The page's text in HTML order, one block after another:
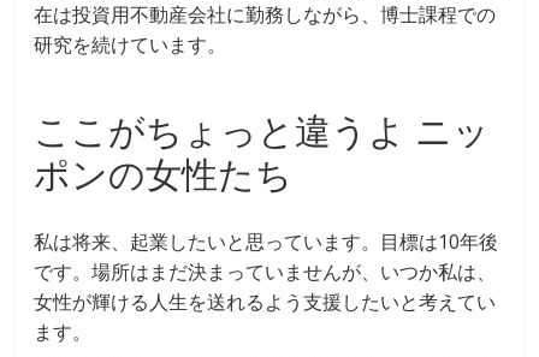
在は投資用不動産会社に勤務しながら、博士課程での
研究を続けています。
ここがちょっと違うよ ニッ
ポンの女性たち
私は将来、起業したいと思っています。目標は10年後
です。場所はまだ決まっていませんが、いつか私は、
女性が輝ける人生を送れるよう支援したいと考えてい
ます。